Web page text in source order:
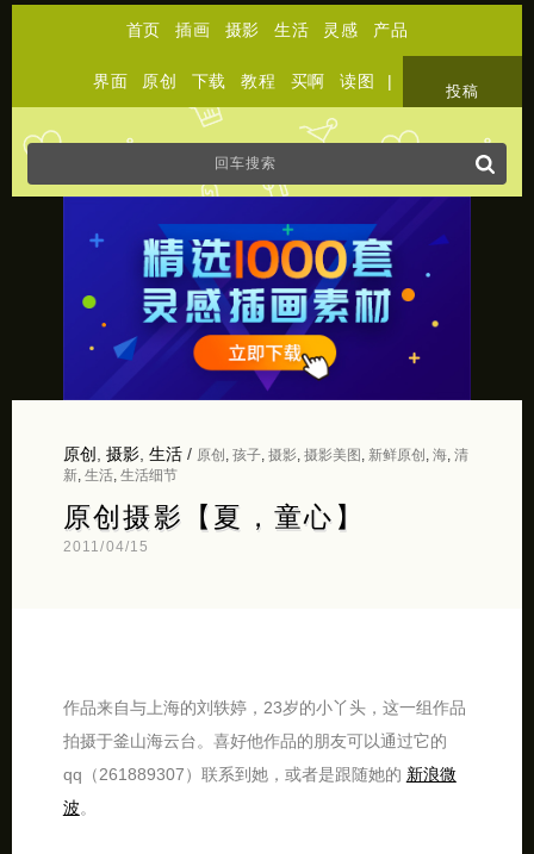
首页 插画 摄影 生活 灵感 产品
界面 原创 下载 教程 买啊 读图 |
投稿
原创 摄影, 生活/ 原创 孩子, 摄影, 摄影美图 新鲜原创 海, 清
新, 生活, 生活细节
原创摄影【夏，童心】
2011/04/15
作品来自与上海的刘轶婷，23岁的小丫头，这一组作品
拍摄于釜山海云台。喜好他作品的朋友可以通过它的
qq（261889307）联系到她，或者是跟随她的 新浪微
波。